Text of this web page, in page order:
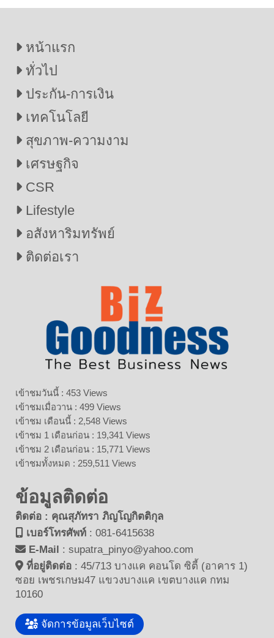
หน้าแรก
ทั่วไป
ประกัน-การเงิน
เทคโนโลยี
สุขภาพ-ความงาม
เศรษฐกิจ
CSR
Lifestyle
อสังหาริมทรัพย์
ติดต่อเรา
เข้าชมวันนี้ : 453 Views
เข้าชมเมื่อวาน : 499 Views
เข้าชม เดือนนี้ : 2,548 Views
เข้าชม 1 เดือนก่อน : 19,341 Views
เข้าชม 2 เดือนก่อน : 15,771 Views
เข้าชมทั้งหมด : 259,511 Views
ข้อมูลติดต่อ
ติดต่อ : คุณสุภัทรา ภิญโญกิตติกุล
เบอร์โทรศัพท์ : 081-6415638
E-Mail : supatra_pinyo@yahoo.com
ที่อยู่ติดต่อ : 45/713 บางแค คอนโด ซิตี้ (อาคาร 1)
ซอย เพชรเกษม47 แขวงบางแค เขตบางแค กทม
10160
จัดการข้อมูลเว็บไซต์